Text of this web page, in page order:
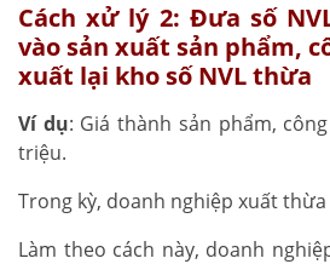
Cách xử lý 2: Đưa số
vào sản xuất sản phẩm,
xuất lại kho số NVL thừa
Ví dụ: Giá thành sản phẩm,
triệu.
Trong kỳ, doanh nghiệp xuất thừa
Làm theo cách này, doanh